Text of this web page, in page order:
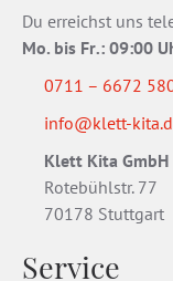
Du erreichst uns
Mo. bis Fr.: 09:00
0711 – 6672
info@klett-
Klett Kita GmbH
Rotebühlstr. 77
70178 Stuttgart
Service